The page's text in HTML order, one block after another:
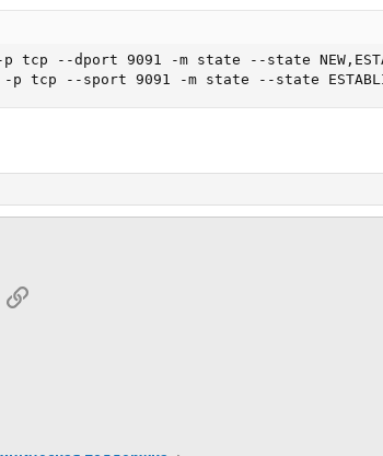
--dport 9091 -m state --state
p tcp --sport 9091 -m state --state
почта
Ссылка